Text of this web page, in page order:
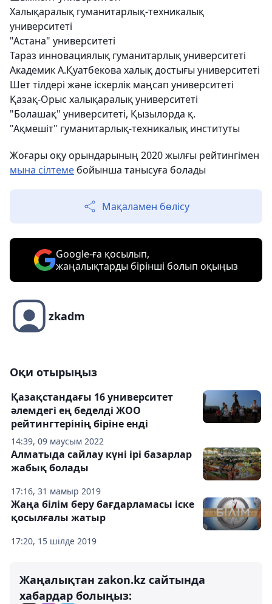
Халықаралық гуманитарлық-техникалық
университеті
"Астана" университеті
Тараз инновациялық гуманитарлық университеті
Академик А.Қуатбекова халық достығы университеті
Шет тілдері және іскерлік маңсап университеті
Қазақ-Орыс халықаралық университеті
"Болашақ" университеті, Қызылорда қ.
"Ақмешіт" гуманитарлық-техникалық институты
Жоғары оқу орындарының 2020 жылғы рейтингімен
мына сілтеме бойынша танысуға болады
Мақаламен бөлісу
Google-ға қосылып,
жаңалықтарды бірінші болып оқыңыз
zkadm
Оқи отырыңыз
14:39, 09 маусым 2022
Қазақстандағы 16 университет
әлемдегі ең беделді ЖОО
рейтингтерінің біріне енді
17:16, 31 мамыр 2019
Алматыда сайлау күні ірі базарлар
жабық болады
17:20, 15 шілде 2019
Жаңа білім беру бағдарламасы іске
қосылғалы жатыр
Жаңалықтан zakon.kz сайтында
хабардар болыңыз: